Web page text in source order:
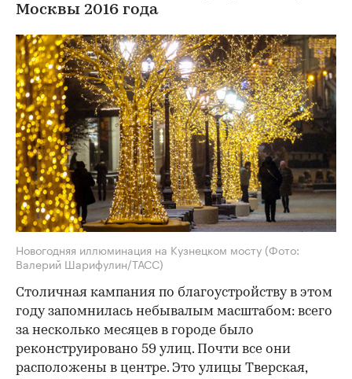
Москвы 2016 года
Новогодняя иллюминация на Кузнецком мосту (Фото:
Валерий Шарифулин/ТАСС)
Столичная кампания по благоустройству в этом
году запомнилась небывалым масштабом: всего
за несколько месяцев в городе было
реконструировано 59 улиц. Почти все они
расположены в центре. Это улицы Тверская,